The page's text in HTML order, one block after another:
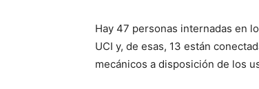
Hay 47 personas internadas en
UCI y, de esas, 13 están
mecánicos a disposición de los